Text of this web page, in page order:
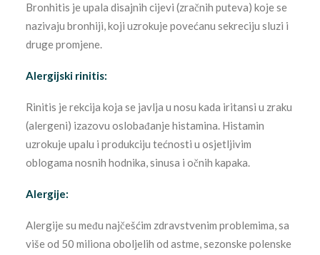
ZAPOSLENJE
EDUKACIJA
Bronhitis je upala disajnih cijevi (zračnih puteva) koje se
nazivaju bronhiji, koji uzrokuje povećanu sekreciju sluzi i
druge promjene.
Alergijski rinitis:
Rinitis je rekcija koja se javlja u nosu kada iritansi u zraku
(alergeni) izazovu oslobađanje histamina. Histamin
uzrokuje upalu i produkciju tećnosti u osjetljivim
oblogama nosnih hodnika, sinusa i očnih kapaka.
Alergije:
Alergije su među najčešćim zdravstvenim problemima, sa
više od 50 miliona oboljelih od astme, sezonske polenske